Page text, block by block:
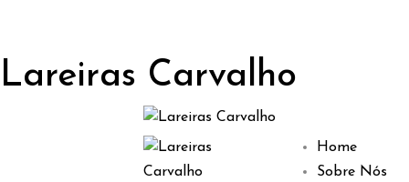
Lareiras Carvalho
Home
Sobre Nós